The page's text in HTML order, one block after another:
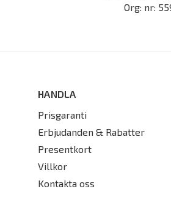
Org: nr:
HANDLA
Prisgaranti
Erbjudanden & Rabatter
Presentkort
Villkor
Kontakta oss